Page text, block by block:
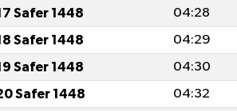
Safer 1448 04:28
Safer 1448 04:29
Safer 1448 04:30
Safer 1448 04:32